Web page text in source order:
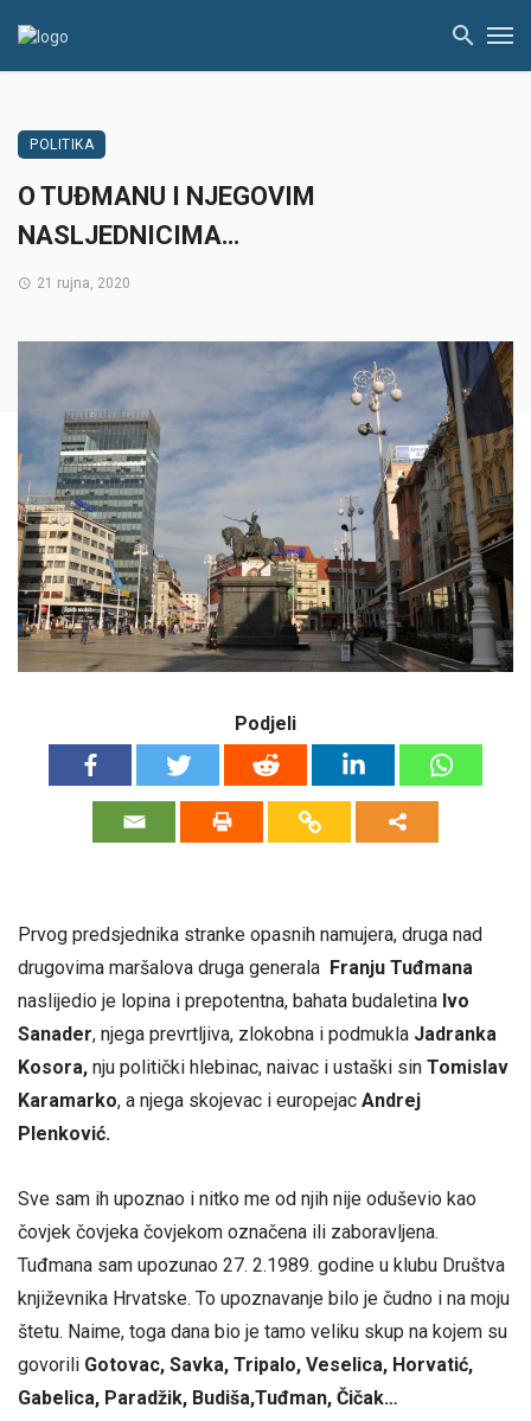
POLITIKA
O TUĐMANU I NJEGOVIM
NASLJEDNICIMA…
21 rujna, 2020
Podjeli
Prvog predsjednika stranke opasnih namujera, druga nad
drugovima maršalova druga generala Franju Tuđmana
naslijedio je lopina i prepotentna, bahata budaletina Ivo
Sanader, njega prevrtljiva, zlokobna i podmukla Jadranka
Kosora, nju politički hlebinac, naivac i ustaški sin Tomislav
Karamarko, a njega skojevac i europejac Andrej
Plenković.
Sve sam ih upoznao i nitko me od njih nije oduševio kao
čovjek čovjeka čovjekom označena ili zaboravljena.
Tuđmana sam upozunao 27. 2.1989. godine u klubu Društva
književnika Hrvatske. To upoznavanje bilo je čudno i na moju
štetu. Naime, toga dana bio je tamo veliku skup na kojem su
govorili Gotovac, Savka, Tripalo, Veselica, Horvatić,
Gabelica, Paradžik, Budiša,Tuđman, Čičak…